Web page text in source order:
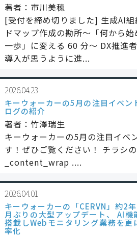
著者：市川美穂
[受付を締め切りました] 生成AI
ドマップ作成の勘所〜「何から
一歩」に変える 60 分〜 DX推進
導入が思うように進...
2026.04.23
キーウォーカーの5月の注目イベン
ログの紹介
著者：竹澤瑞生
キーウォーカーの5月の注目イベ
す！ぜひご覧ください！ チラシ
_content_wrap ....
2026.04.01
キーウォーカーの「CERVN」約2
月ぶりの大型アップデート、 AI機
搭載しWebモニタリング業務を更
率化